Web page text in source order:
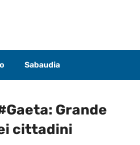
Sabaudia
Grande
cittadini